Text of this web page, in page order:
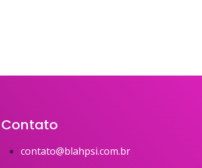
Contato
contato@blahpsi.com.br